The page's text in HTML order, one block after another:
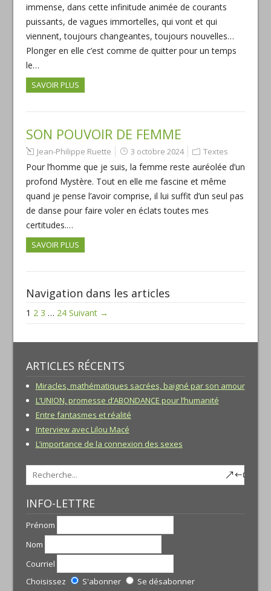
immense, dans cette infinitude animée de courants
puissants, de vagues immortelles, qui vont et qui
viennent, toujours changeantes, toujours nouvelles…
Plonger en elle c’est comme de quitter pour un temps
le…
SAVOIR PLUS
SON POUVOIR DE FEMME
Jean-Philippe Ruette 3 octobre 2024 Textes
Pour l’homme que je suis, la femme reste auréolée d’un
profond Mystère. Tout en elle me fascine et même
quand je pense l’avoir comprise, il lui suffit d’un seul pas
de danse pour faire voler en éclats toutes mes
certitudes.…
SAVOIR PLUS
Navigation dans les articles
1 2 3 … 24 Suivant →
ARTICLES RÉCENTS
Miracles, mathématiques sacrées, baigné par son amour
L’UNION, promesse d’ABONDANCE pour l’humanité
Entre fantasmes et réalité
Interview avec Lilou Macé
L’importance de la connexion des sexes
INFO-LETTRE
Prénom
Nom
Courriel
Choisissez
S'abonner Se désabonner